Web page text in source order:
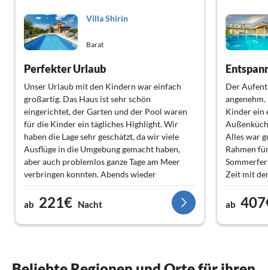
Villa Shirin
Barat
Perfekter Urlaub
Unser Urlaub mit den Kindern war einfach
großartig. Das Haus ist sehr schön
eingerichtet, der Garten und der Pool waren
für die Kinder ein tägliches Highlight. Wir
haben die Lage sehr geschätzt, da wir viele
Ausflüge in die Umgebung gemacht haben,
aber auch problemlos ganze Tage am Meer
verbringen konnten. Abends wieder
zurückzukommen und gemeinsam zu
entspannen, war besonders angenehm. Ein
Ort, an dem sich die ganze Familie wohlfühlt.
ab 221€ Nacht
Der
Kinder ein
Alles war
Rahmen
Zeit mit
zur Ruhe
ab